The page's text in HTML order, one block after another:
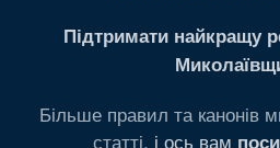
Підтримати найкращу
Більше правил та канонів
статті, і ось вам